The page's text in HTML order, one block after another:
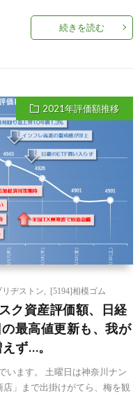
続きを読む
2021年評価額推移
リヂストン [5194]相模ゴム
ク資産評価額、日経
最高値更新も、我が
ず…。
います。 土曜日は神奈川ナン
」まで出掛けがてら、梅を観